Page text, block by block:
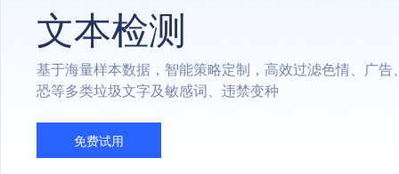
文本检测
基于海量样本数据，智能策略定制，高效过滤色情、广告
恐等多类垃圾文字及敏感词、违禁变种
免费试用